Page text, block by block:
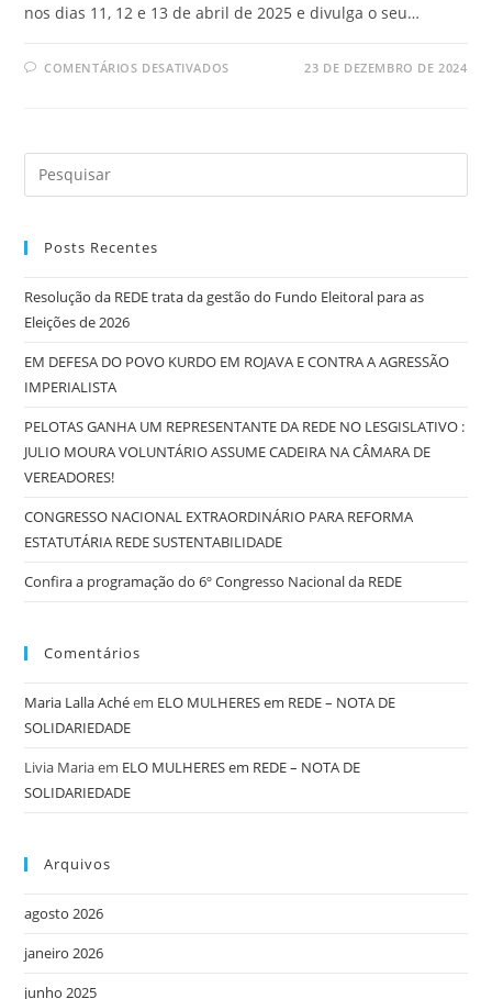
nos dias 11, 12 e 13 de abril de 2025 e divulga o seu…
COMENTÁRIOS DESATIVADOS 23 DE DEZEMBRO DE 2024
Posts Recentes
Resolução da REDE trata da gestão do Fundo Eleitoral para as
Eleições de 2026
EM DEFESA DO POVO KURDO EM ROJAVA E CONTRA A AGRESSÃO
IMPERIALISTA
PELOTAS GANHA UM REPRESENTANTE DA REDE NO LESGISLATIVO :
JULIO MOURA VOLUNTÁRIO ASSUME CADEIRA NA CÂMARA DE
VEREADORES!
CONGRESSO NACIONAL EXTRAORDINÁRIO PARA REFORMA
ESTATUTÁRIA REDE SUSTENTABILIDADE
Confira a programação do 6º Congresso Nacional da REDE
Comentários
Maria Lalla Achéem ELO MULHERES em REDE – NOTA DE
SOLIDARIEDADE
Livia Mariaem ELO MULHERES em REDE – NOTA DE
SOLIDARIEDADE
Arquivos
agosto 2026
janeiro 2026
junho 2025